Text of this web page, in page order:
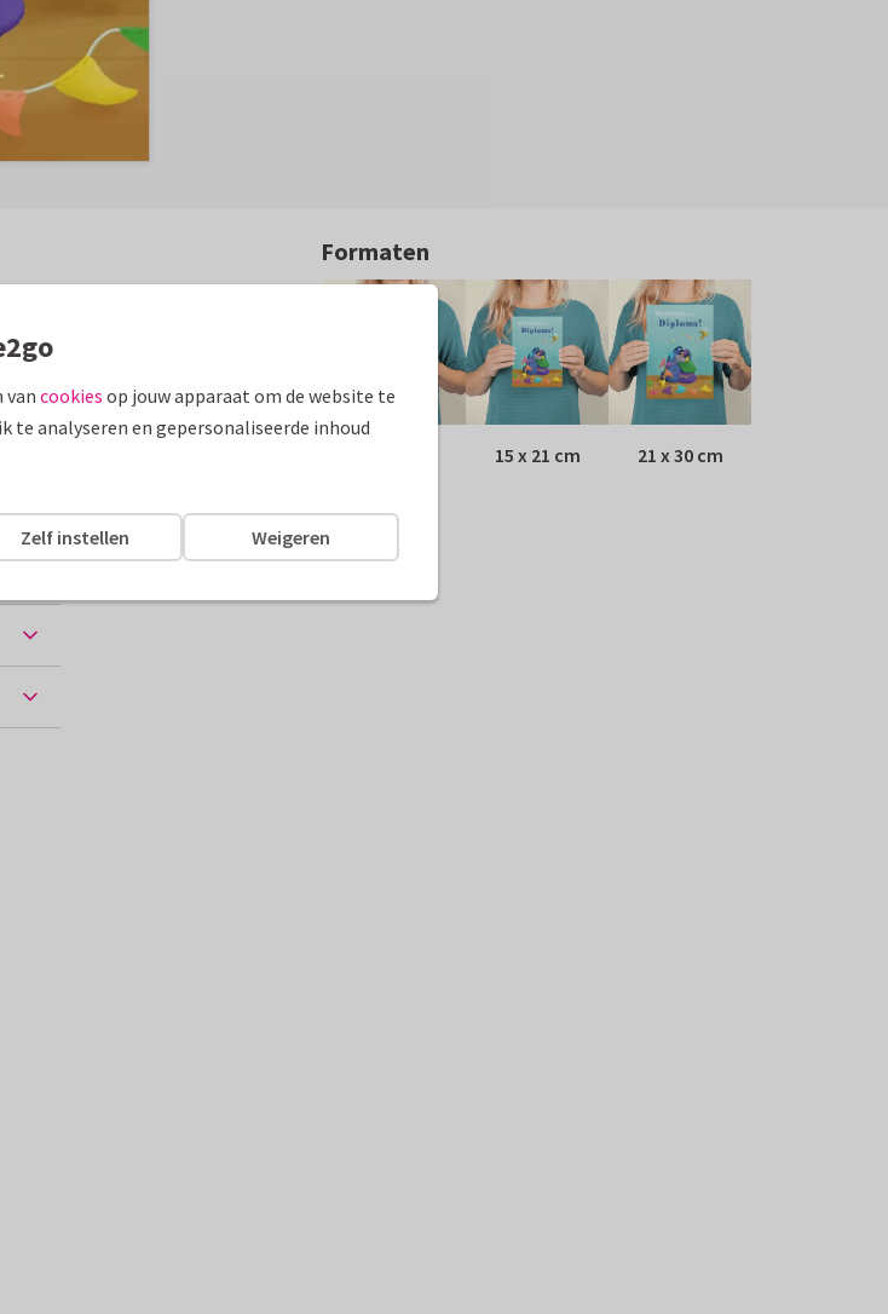
Formaten
15 x 21 cm 21 x 30 cm
vancookies op jouw apparaat om de website te
te analyseren en gepersonaliseerde inhoud
Weigeren
Zelf instellen